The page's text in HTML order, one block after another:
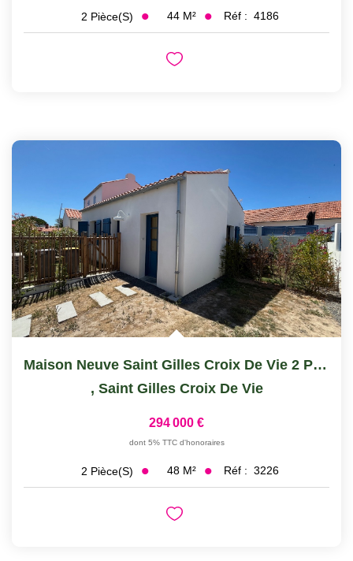
2 Pièce(s) 44 M² Réf : 4186
Maison Neuve Saint Gilles Croix De Vie 2 Pièce(s)
, Saint Gilles Croix De Vie
294 000 €
dont 5% TTC d'honoraires
2 Pièce(s) 48 M² Réf : 3226